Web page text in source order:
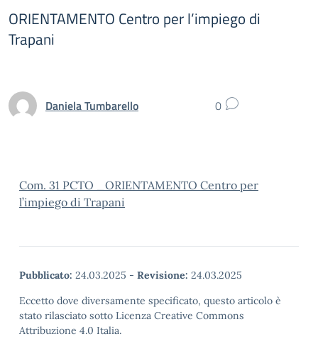
ORIENTAMENTO Centro per l’impiego di
Trapani
Daniela Tumbarello 0
Com. 31 PCTO _ORIENTAMENTO Centro per
l’impiego di Trapani
Pubblicato: 24.03.2025 - Revisione: 24.03.2025
Eccetto dove diversamente specificato, questo articolo è
stato rilasciato sotto Licenza Creative Commons
Attribuzione 4.0 Italia.